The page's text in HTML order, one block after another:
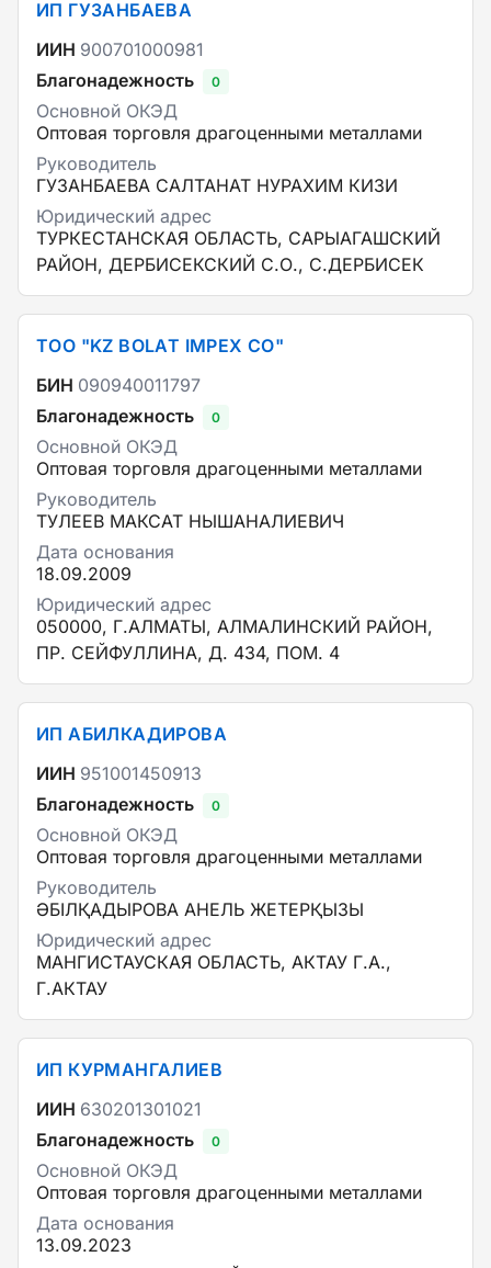
ИП ГУЗАНБАЕВА
ИИН 900701000981
Благонадежность
0
Основной ОКЭД
Оптовая торговля драгоценными металлами
Руководитель
ГУЗАНБАЕВА САЛТАНАТ НУРАХИМ КИЗИ
Юридический адрес
ТУРКЕСТАНСКАЯ ОБЛАСТЬ, САРЫАГАШСКИЙ
РАЙОН, ДЕРБИСЕКСКИЙ С.О., С.ДЕРБИСЕК
ТОО "KZ BOLAT IMPEX CO"
БИН 090940011797
Благонадежность
0
Основной ОКЭД
Оптовая торговля драгоценными металлами
Руководитель
ТУЛЕЕВ МАКСАТ НЫШАНАЛИЕВИЧ
Дата основания
18.09.2009
Юридический адрес
050000, Г.АЛМАТЫ, АЛМАЛИНСКИЙ РАЙОН,
ПР. СЕЙФУЛЛИНА, Д. 434, ПОМ. 4
ИП АБИЛКАДИРОВА
ИИН 951001450913
Благонадежность
0
Основной ОКЭД
Оптовая торговля драгоценными металлами
Руководитель
ӘБІЛҚАДЫРОВА АНЕЛЬ ЖЕТЕРҚЫЗЫ
Юридический адрес
МАНГИСТАУСКАЯ ОБЛАСТЬ, АКТАУ Г.А.,
Г.АКТАУ
ИП КУРМАНГАЛИЕВ
ИИН 630201301021
Благонадежность
0
Основной ОКЭД
Оптовая торговля драгоценными металлами
Дата основания
13.09.2023